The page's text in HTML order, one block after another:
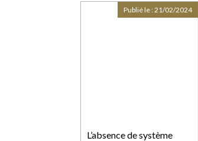
L’absence de système
Publié le :21/02/2024